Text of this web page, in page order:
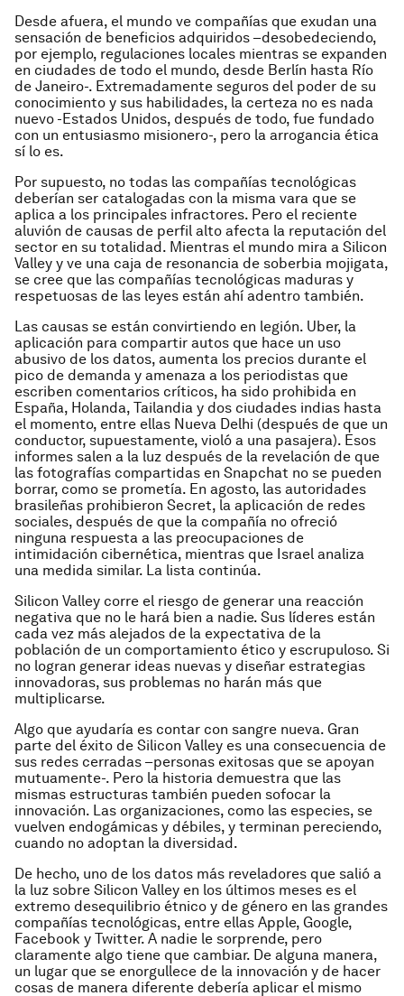
Desde afuera, el mundo ve compañías que exudan una
sensación de beneficios adquiridos –desobedeciendo,
por ejemplo, regulaciones locales mientras se expanden
en ciudades de todo el mundo, desde Berlín hasta Río
de Janeiro-. Extremadamente seguros del poder de su
conocimiento y sus habilidades, la certeza no es nada
nuevo -Estados Unidos, después de todo, fue fundado
con un entusiasmo misionero-, pero la arrogancia ética
sí lo es.
Por supuesto, no todas las compañías tecnológicas
deberían ser catalogadas con la misma vara que se
aplica a los principales infractores. Pero el reciente
aluvión de causas de perfil alto afecta la reputación del
sector en su totalidad. Mientras el mundo mira a Silicon
Valley y ve una caja de resonancia de soberbia mojigata,
se cree que las compañías tecnológicas maduras y
respetuosas de las leyes están ahí adentro también.
Las causas se están convirtiendo en legión. Uber, la
aplicación para compartir autos que hace un uso
abusivo de los datos, aumenta los precios durante el
pico de demanda y amenaza a los periodistas que
escriben comentarios críticos, ha sido prohibida en
España, Holanda, Tailandia y dos ciudades indias hasta
el momento, entre ellas Nueva Delhi (después de que un
conductor, supuestamente, violó a una pasajera). Esos
informes salen a la luz después de la revelación de que
las fotografías compartidas en Snapchat no se pueden
borrar, como se prometía. En agosto, las autoridades
brasileñas prohibieron Secret, la aplicación de redes
sociales, después de que la compañía no ofreció
ninguna respuesta a las preocupaciones de
intimidación cibernética, mientras que Israel analiza
una medida similar. La lista continúa.
Silicon Valley corre el riesgo de generar una reacción
negativa que no le hará bien a nadie. Sus líderes están
cada vez más alejados de la expectativa de la
población de un comportamiento ético y escrupuloso. Si
no logran generar ideas nuevas y diseñar estrategias
innovadoras, sus problemas no harán más que
multiplicarse.
Algo que ayudaría es contar con sangre nueva. Gran
parte del éxito de Silicon Valley es una consecuencia de
sus redes cerradas –personas exitosas que se apoyan
mutuamente-. Pero la historia demuestra que las
mismas estructuras también pueden sofocar la
innovación. Las organizaciones, como las especies, se
vuelven endogámicas y débiles, y terminan pereciendo,
cuando no adoptan la diversidad.
De hecho, uno de los datos más reveladores que salió a
la luz sobre Silicon Valley en los últimos meses es el
extremo desequilibrio étnico y de género en las grandes
compañías tecnológicas, entre ellas Apple, Google,
Facebook y Twitter. A nadie le sorprende, pero
claramente algo tiene que cambiar. De alguna manera,
un lugar que se enorgullece de la innovación y de hacer
cosas de manera diferente debería aplicar el mismo